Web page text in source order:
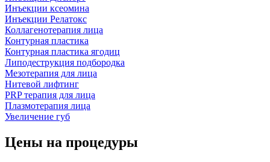
Инъекции ксеомина
Инъекции Релатокс
Коллагенотерапия лица
Контурная пластика
Контурная пластика ягодиц
Липодеструкция подбородка
Мезотерапия для лица
Нитевой лифтинг
PRP терапия для лица
Плазмотерапия лица
Увеличение губ
Цены на процедуры